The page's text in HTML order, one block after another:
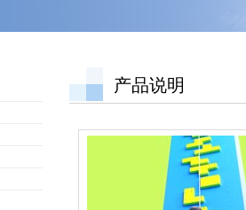
产品说明